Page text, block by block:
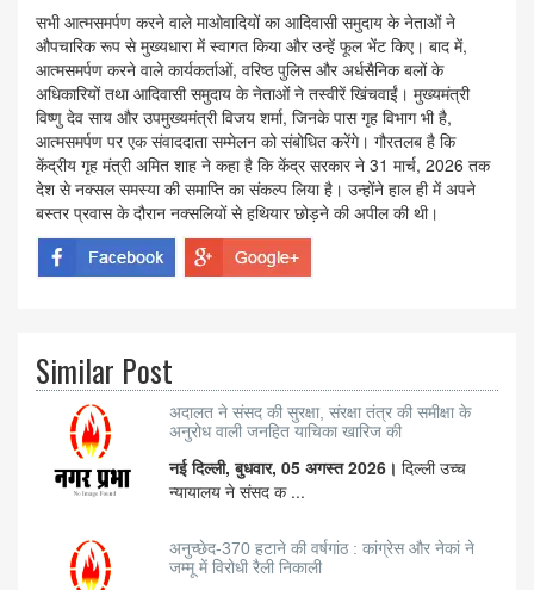
सभी आत्मसमर्पण करने वाले माओवादियों का आदिवासी समुदाय के नेताओं ने
औपचारिक रूप से मुख्यधारा में स्वागत किया और उन्हें फूल भेंट किए। बाद में,
आत्मसमर्पण करने वाले कार्यकर्ताओं, वरिष्ठ पुलिस और अर्धसैनिक बलों के
अधिकारियों तथा आदिवासी समुदाय के नेताओं ने तस्वीरें खिंचवाईं। मुख्यमंत्री
विष्णु देव साय और उपमुख्यमंत्री विजय शर्मा, जिनके पास गृह विभाग भी है,
आत्मसमर्पण पर एक संवाददाता सम्मेलन को संबोधित करेंगे। गौरतलब है कि
केंद्रीय गृह मंत्री अमित शाह ने कहा है कि केंद्र सरकार ने 31 मार्च, 2026 तक
देश से नक्सल समस्या की समाप्ति का संकल्प लिया है। उन्होंने हाल ही में अपने
बस्तर प्रवास के दौरान नक्सलियों से हथियार छोड़ने की अपील की थी।
Similar Post
अदालत ने संसद की सुरक्षा, संरक्षा तंत्र की समीक्षा के
अनुरोध वाली जनहित याचिका खारिज की
नई दिल्ली, बुधवार, 05 अगस्त 2026। दिल्ली उच्च
न्यायालय ने संसद क ...
अनुच्छेद-370 हटाने की वर्षगांठ : कांग्रेस और नेकां ने
जम्मू में विरोधी रैली निकाली